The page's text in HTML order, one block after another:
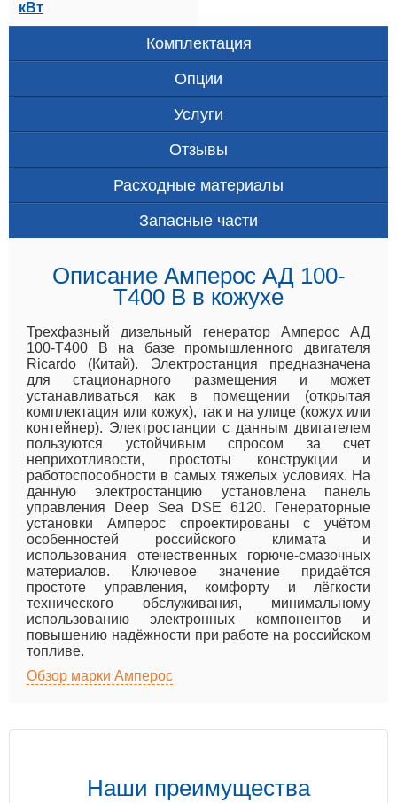
кВт
Комплектация
Опции
Услуги
Отзывы
Расходные материалы
Запасные части
Описание Амперос АД 100-
Т400 B в кожухе
Трехфазный дизельный генератор Амперос АД
100-Т400 B на базе промышленного двигателя
Ricardo (Китай). Электростанция предназначена
для стационарного размещения и может
устанавливаться как в помещении (открытая
комплектация или кожух), так и на улице (кожух или
контейнер). Электростанции с данным двигателем
пользуются устойчивым спросом за счет
неприхотливости, простоты конструкции и
работоспособности в самых тяжелых условиях. На
данную электростанцию установлена панель
управления Deep Sea DSE 6120. Генераторные
установки Амперос спроектированы с учётом
особенностей российского климата и
использования отечественных горюче-смазочных
материалов. Ключевое значение придаётся
простоте управления, комфорту и лёгкости
технического обслуживания, минимальному
использованию электронных компонентов и
повышению надёжности при работе на российском
топливе.
Обзор марки Амперос
Наши преимущества